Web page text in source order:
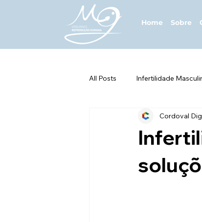
Home Sobre
All Posts Infertilidade
Saúde da População Trans
ISTs e Saúde Sexual
Cordoval